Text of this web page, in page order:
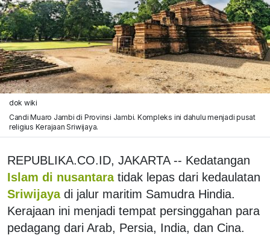
dok wiki
Candi Muaro Jambi di Provinsi Jambi. Kompleks ini dahulu menjadi pusat
religius Kerajaan Sriwijaya.
REPUBLIKA.CO.ID, JAKARTA -- Kedatangan
Islam di nusantara tidak lepas dari kedaulatan
Sriwijaya di jalur maritim Samudra Hindia.
Kerajaan ini menjadi tempat persinggahan para
pedagang dari Arab, Persia, India, dan Cina.